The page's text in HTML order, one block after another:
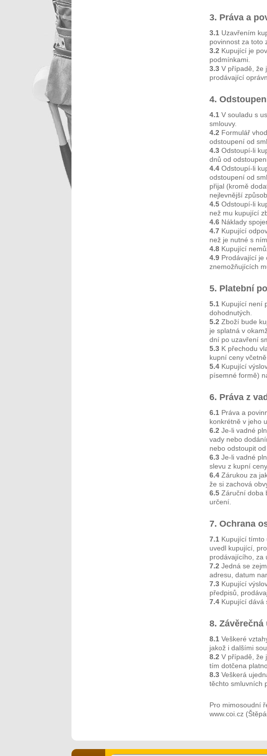
3. Práva a
3.1 Uzavřením
povinnost za toto
3.2 Kupující je
podmínkami.
3.3 V případě, že
prodávající
4.
4.1 V souladu s
smlouvy.
4.2 Formulář
odstoupení od
4.3 Odstoupí-li
dnů od
4.4 Odstoupí-li
odstoupení od
přijal (kromě
nejlevnější
4.5 Odstoupí-li
než mu kupující
4.6 Náklady
4.7 Kupující
než je nutné s
4.8 Kupující
4.9 Prodávající je
znemožňujících
5. Platební
5.1 Kupující není
dohodnutých.
5.2 Zboží bude
je splatná v
dní po uzavření
5.3 K přechodu
kupní ceny
5.4 Kupující
písemné formě)
6. Práva z
6.1 Práva a
konkrétně v jeho
6.2 Je-li vadné
vady nebo
nebo odstoupit od
6.3 Je-li vadné
slevu z kupní ceny.
6.4 Zárukou za
že si zachová
6.5 Záruční doba
určení.
7. Ochrana
7.1 Kupující tímto
uvedl kupující,
prodávajícího, za
7.2 Jedná se
adresu, datum
7.3 Kupující
předpisů,
7.4 Kupující dává
8. Závěrečná
8.1 Veškeré
jakož i dalšími
8.2 V případě, že
tím dotčena
8.3 Veškerá
těchto smluvních
Pro mimosoudní
www.coi.cz